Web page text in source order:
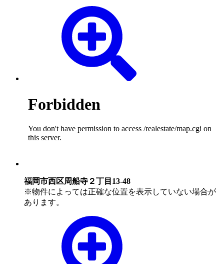
福岡市西区周船寺２丁目13-48
※物件によっては正確な位置を表示していない場合が
あります。